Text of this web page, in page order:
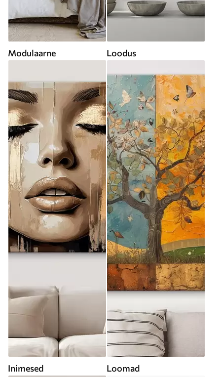
Modulaarne Loodus
Inimesed Loomad